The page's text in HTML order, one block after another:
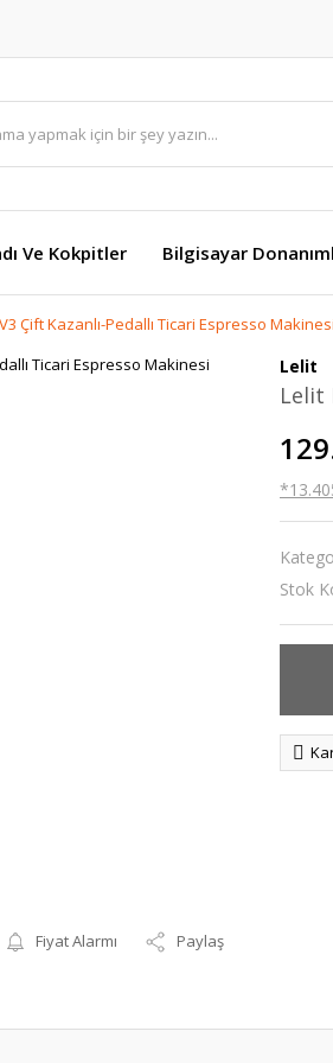
Ve Kokpitler Bilgisayar
Çift Kazanlı-Pedallı Ticari Espresso Makinesi
Fiyat Alarmı Paylaş
Lelit
Lelit
Stok